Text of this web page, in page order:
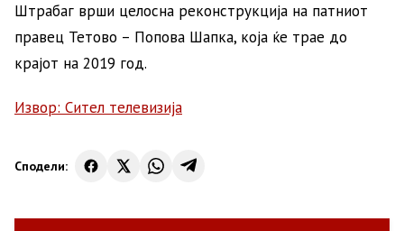
Штрабаг врши целосна реконструкција на патниот
правец Тетово – Попова Шапка, која ќе трае до
крајот на 2019 год.
Извор: Сител телевизија
Сподели: